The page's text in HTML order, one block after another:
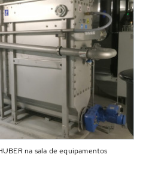
na sala de equipamentos